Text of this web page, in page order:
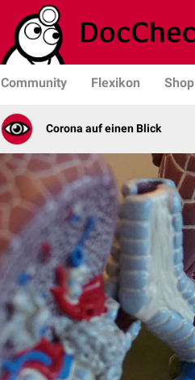
Community Flexikon Shop
Corona auf einen Blick